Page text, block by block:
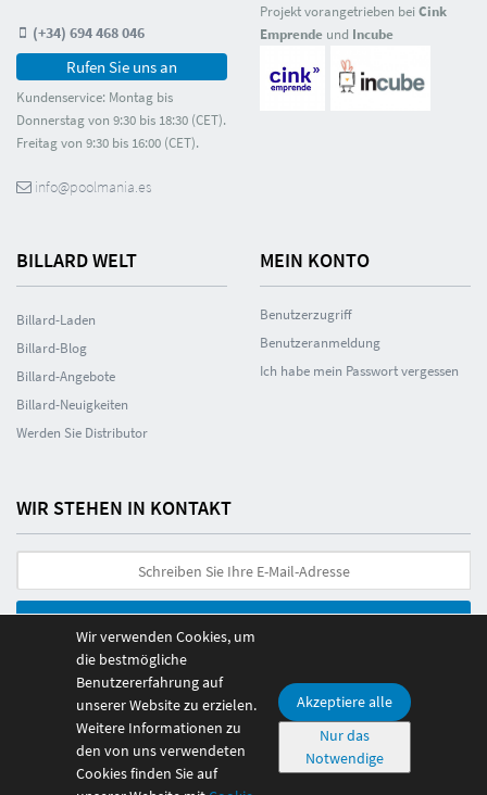
(+34) 694 468 046
Rufen Sie uns an
Kundenservice: Montag bis
Donnerstag von 9:30 bis 18:30 (CET).
Freitag von 9:30 bis 16:00 (CET).
info@poolmania.es
Projekt vorangetrieben beiCink
Emprende und Incube
BILLARD WELT
Billard-Laden
Billard-Blog
Billard-Angebote
Billard-Neuigkeiten
Werden Sie Distributor
MEIN KONTO
Benutzerzugriff
Benutzeranmeldung
Ich habe mein Passwort vergessen
WIR STEHEN IN KONTAKT
© 2026 Poolmania Sports S.L. CIF B86882628. Spanien
Wir verwenden Cookies, um
die bestmögliche
Benutzererfahrung auf
unserer Website zu erzielen.
Weitere Informationen zu
den von uns verwendeten
Cookies finden Sie auf
Akzeptiere alle
Nur das
Notwendige